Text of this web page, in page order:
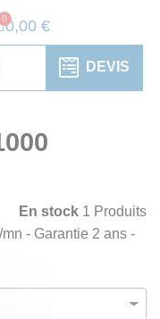
0,00 €
DEVIS
En stock 1 Produits
- Garantie 2 ans -